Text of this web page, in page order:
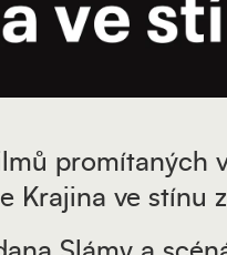
promítaných
Krajina ve stínu